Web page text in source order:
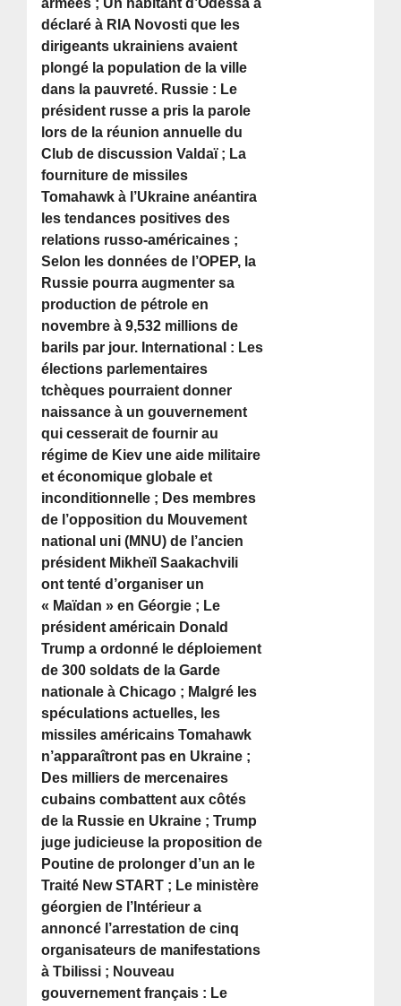
armées ; Un habitant d’Odessa a
déclaré à RIA Novosti que les
dirigeants ukrainiens avaient
plongé la population de la ville
dans la pauvreté. Russie : Le
président russe a pris la parole
lors de la réunion annuelle du
Club de discussion Valdaï ; La
fourniture de missiles
Tomahawk à l’Ukraine anéantira
les tendances positives des
relations russo-américaines ;
Selon les données de l’OPEP, la
Russie pourra augmenter sa
production de pétrole en
novembre à 9,532 millions de
barils par jour. International : Les
élections parlementaires
tchèques pourraient donner
naissance à un gouvernement
qui cesserait de fournir au
régime de Kiev une aide militaire
et économique globale et
inconditionnelle ; Des membres
de l’opposition du Mouvement
national uni (MNU) de l’ancien
président Mikheïl Saakachvili
ont tenté d’organiser un
« Maïdan » en Géorgie ; Le
président américain Donald
Trump a ordonné le déploiement
de 300 soldats de la Garde
nationale à Chicago ; Malgré les
spéculations actuelles, les
missiles américains Tomahawk
n’apparaîtront pas en Ukraine ;
Des milliers de mercenaires
cubains combattent aux côtés
de la Russie en Ukraine ; Trump
juge judicieuse la proposition de
Poutine de prolonger d’un an le
Traité New START ; Le ministère
géorgien de l’Intérieur a
annoncé l’arrestation de cinq
organisateurs de manifestations
à Tbilissi ; Nouveau
gouvernement français : Le